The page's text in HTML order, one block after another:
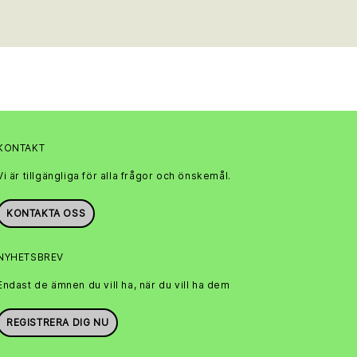
är tillgängliga för alla frågor och önskemål.
KONTAKTA OSS
de ämnen du vill ha, när du vill ha dem
REGISTRERA DIG NU